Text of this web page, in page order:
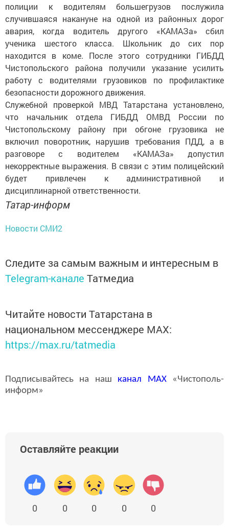
полиции к водителям большегрузов послужила
случившаяся накануне на одной из районных дорог
авария, когда водитель другого «КАМАЗа» сбил
ученика шестого класса. Школьник до сих пор
находится в коме. После этого сотрудники ГИБДД
Чистопольского района получили указание усилить
работу с водителями грузовиков по профилактике
безопасности дорожного движения.
Служебной проверкой МВД Татарстана установлено,
что начальник отдела ГИБДД ОМВД России по
Чистопольскому району при обгоне грузовика не
включил поворотник, нарушив требования ПДД, а в
разговоре с водителем «КАМАЗа» допустил
некорректные выражения. В связи с этим полицейский
будет привлечен к административной и
дисциплинарной ответственности.
Татар-информ
Новости СМИ2
Следите за самым важным и интересным в
Telegram-канале Татмедиа
Читайте новости Татарстана в
национальном мессенджере MАХ:
https://max.ru/tatmedia
Подписывайтесь на наш канал MAX«Чистополь-
информ»
Оставляйте реакции
0 0 0 0 0